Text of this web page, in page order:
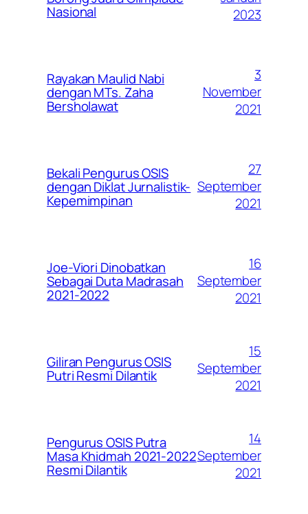
Nasional
2023
Rayakan Maulid Nabi
dengan MTs. Zaha
Bersholawat
3
November
2021
Bekali Pengurus OSIS
dengan Diklat Jurnalistik-
Kepemimpinan
27
September
2021
Joe-Viori Dinobatkan
Sebagai Duta Madrasah
2021-2022
16
September
2021
Giliran Pengurus OSIS
Putri Resmi Dilantik
15
September
2021
Pengurus OSIS Putra
Masa Khidmah 2021-2022
Resmi Dilantik
14
September
2021